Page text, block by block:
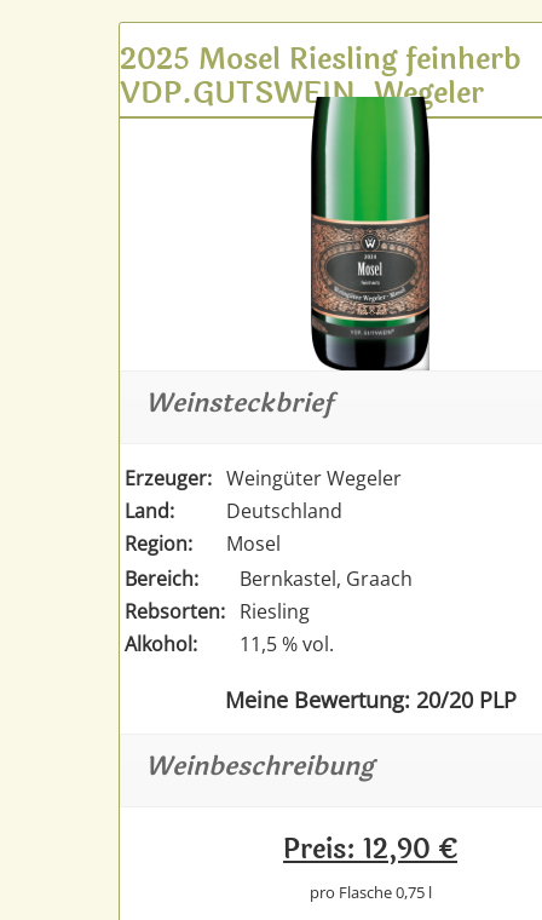
2025 Mosel Riesling feinherb
VDP.GUTSWEIN, Wegeler
Weinsteckbrief
Erzeuger: Weingüter Wegeler
Land:
Deutschland
Region:
Mosel
Bereich:
Bernkastel, Graach
Rebsorten: Riesling
Alkohol:
11,5 % vol.
Meine Bewertung: 20/20 PLP
Weinbeschreibung
Preis: 12,90 €
pro Flasche 0,75 l